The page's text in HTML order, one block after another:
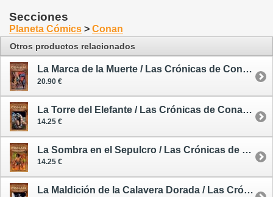
Secciones
Planeta Cómics > Conan
Otros productos relacionados
La Marca de la Muerte / Las Crónicas de Conan 19 - cómic
20.90 €
La Torre del Elefante / Las Crónicas de Conan 1 - cómic
14.25 €
La Sombra en el Sepulcro / Las Crónicas de Conan 5 - cómic
14.25 €
La Maldición de la Calavera Dorada / Las Crónicas de Conan 6 - cómic